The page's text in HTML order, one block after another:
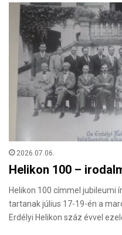
2026.07.06.
Helikon 100 –
Helikon 100 címmel
tartanak július 17-19-én a
Erdélyi Helikon száz évvel